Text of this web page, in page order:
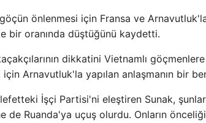
önlenmesi için Fransa ve
bir oranında düştüğünü kaydetti.
dikkatini Vietnamlı
Arnavutluk'la yapılan anlaşmanın bir
İşçi Partisi'ni eleştiren Sunak,
de Ruanda'ya uçuş olurdu. Onların